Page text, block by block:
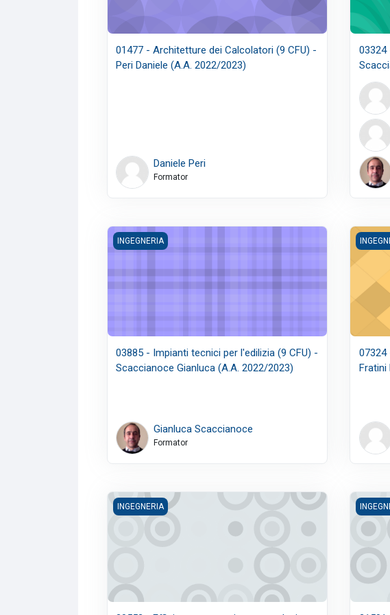
01477 - Architetture dei Calcolatori (9 CFU) -
Peri Daniele (A.A. 2022/2023)
Daniele Peri
Formator
03324
03885 - Impianti tecnici per l'edilizia (9 CFU) - Scaccianoce
INGEGNERIA
03885 - Impianti tecnici per l'edilizia (9 CFU) -
Scaccianoce Gianluca (A.A. 2022/2023)
Gianluca Scaccianoce
Formator
07324
07324
Fratini
20552 - Efficienza energetica e eco-design di sistemi e
INGEGNERIA 21501